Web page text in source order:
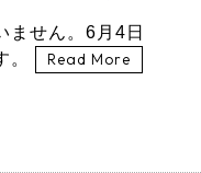
ません。6月4日
。
Read More